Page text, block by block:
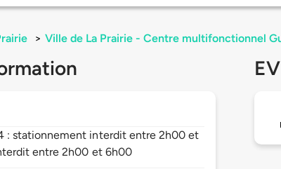
> Ville de La Prairie - Centre multifonctionnel
: stationnement interdit entre 2h00 et
entre 2h00 et 6h00